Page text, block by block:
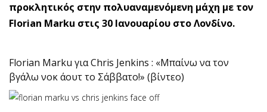
προκλητικός στην πολυαναμενόμενη μάχη με τον
Florian Marku στις 30 Ιανουαρίου στο Λονδίνο.
Florian Marku για Chris Jenkins : «Μπαίνω να τον
βγάλω νοκ άουτ το Σάββατο!» (βίντεο)